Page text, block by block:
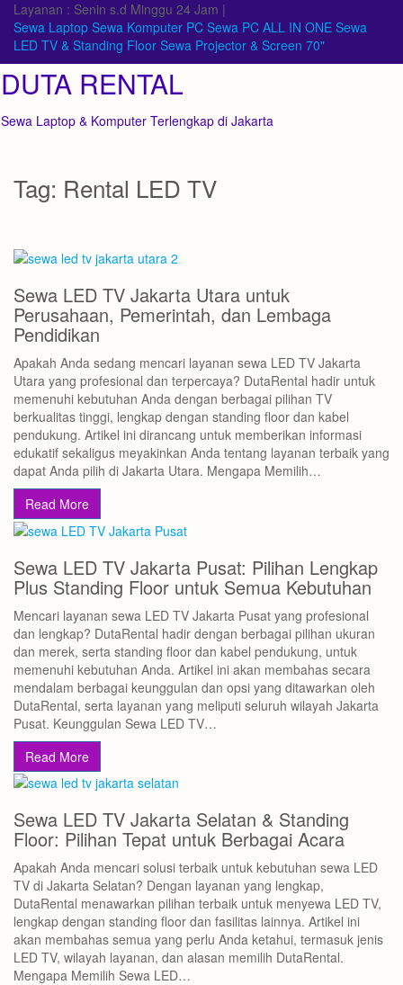
Skip
content
Layanan : Senin s.d Minggu 24 Jam |
Sewa Laptop Sewa Komputer PC Sewa PC ALL IN ONE Sewa
LED TV & Standing Floor Sewa Projector & Screen 70"
DUTA RENTAL
Sewa Laptop & Komputer Terlengkap di Jakarta
Tag: Rental LED TV
Sewa LED TV Jakarta Utara untuk
Perusahaan, Pemerintah, dan Lembaga
Pendidikan
Apakah Anda sedang mencari layanan sewa LED TV Jakarta
Utara yang profesional dan terpercaya? DutaRental hadir untuk
memenuhi kebutuhan Anda dengan berbagai pilihan TV
berkualitas tinggi, lengkap dengan standing floor dan kabel
pendukung. Artikel ini dirancang untuk memberikan informasi
edukatif sekaligus meyakinkan Anda tentang layanan terbaik yang
dapat Anda pilih di Jakarta Utara. Mengapa Memilih…
Read More
Sewa LED TV Jakarta Pusat: Pilihan Lengkap
Plus Standing Floor untuk Semua Kebutuhan
Mencari layanan sewa LED TV Jakarta Pusat yang profesional
dan lengkap? DutaRental hadir dengan berbagai pilihan ukuran
dan merek, serta standing floor dan kabel pendukung, untuk
memenuhi kebutuhan Anda. Artikel ini akan membahas secara
mendalam berbagai keunggulan dan opsi yang ditawarkan oleh
DutaRental, serta layanan yang meliputi seluruh wilayah Jakarta
Pusat. Keunggulan Sewa LED TV…
Read More
Sewa LED TV Jakarta Selatan & Standing
Floor: Pilihan Tepat untuk Berbagai Acara
Apakah Anda mencari solusi terbaik untuk kebutuhan sewa LED
TV di Jakarta Selatan? Dengan layanan yang lengkap,
DutaRental menawarkan pilihan terbaik untuk menyewa LED TV,
lengkap dengan standing floor dan fasilitas lainnya. Artikel ini
akan membahas semua yang perlu Anda ketahui, termasuk jenis
LED TV, wilayah layanan, dan alasan memilih DutaRental.
Mengapa Memilih Sewa LED…